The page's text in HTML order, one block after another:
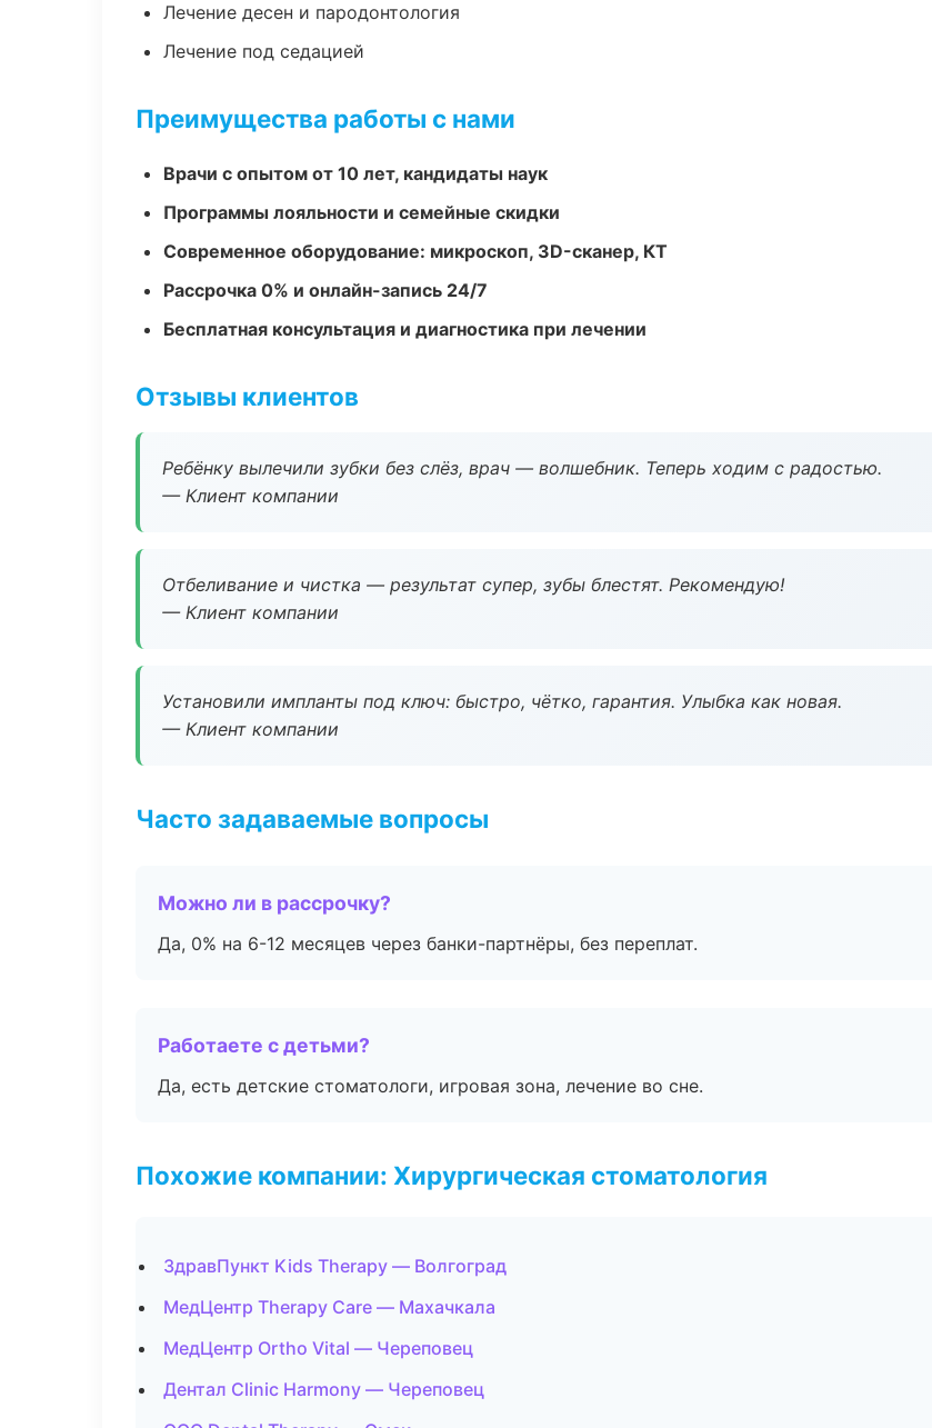
Лечение десен и пародонтология
Лечение под седацией
Преимущества работы с нами
Врачи с опытом от 10 лет, кандидаты наук
Программы лояльности и семейные скидки
Современное оборудование: микроскоп, 3D-сканер, КТ
Рассрочка 0% и онлайн-запись 24/7
Бесплатная консультация и диагностика при лечении
Отзывы клиентов
Ребёнку вылечили зубки без слёз, врач — волшебник. Теперь ходим с радостью.
— Клиент компании
Отбеливание и чистка — результат супер, зубы блестят. Рекомендую!
— Клиент компании
Установили импланты под ключ: быстро, чётко, гарантия. Улыбка как новая.
— Клиент компании
Часто задаваемые вопросы
Можно ли в рассрочку?
Да, 0% на 6-12 месяцев через банки-партнёры, без переплат.
Работаете с детьми?
Да, есть детские стоматологи, игровая зона, лечение во сне.
Похожие компании: Хирургическая стоматология
ЗдравПункт Kids Therapy — Волгоград
МедЦентр Therapy Care — Махачкала
МедЦентр Ortho Vital — Череповец
Дентал Clinic Harmony — Череповец